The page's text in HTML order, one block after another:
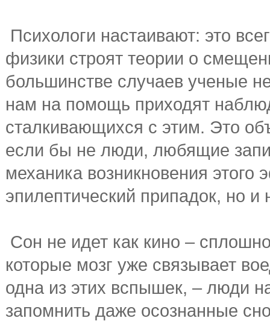
Психологи настаивают: это
физики строят теории о
большинстве случаев ученые
нам на помощь приходят
сталкивающихся с этим. Это
если бы не люди, любящие
механика возникновения
эпилептический припадок, но и
Сон не идет как кино –
которые мозг уже связывает
одна из этих вспышек, – люди
запомнить даже осознанные